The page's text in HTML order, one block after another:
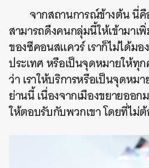
จากสถานการณ์ข้างต้น นี่คื
สามารถดึงคนกลุ่มนี้ให้เข้ามาเ
ของซีคอนสแควร์ เราก็ไม่ได้มอ
ประเทศ หรือเป็นจุดหมายให้ทุ
ว่า เราให้บริการหรือเป็นจุดหม
ย่านนี้ เนื่องจากเมืองขยายออ
ให้ตอบรับกับพวกเขา โดยที่ไม่ต้